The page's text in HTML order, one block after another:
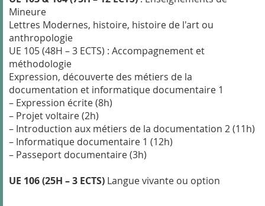
Mineure
Lettres Modernes, histoire, histoire de l'art ou
anthropologie
UE 105 (48H – 3 ECTS) : Accompagnement et
méthodologie
Expression, découverte des métiers de la
documentation et informatique documentaire 1
– Expression écrite (8h)
– Projet voltaire (2h)
– Introduction aux métiers de la documentation 2 (11h)
– Informatique documentaire 1 (12h)
– Passeport documentaire (3h)
UE 106 (25H – 3 ECTS) Langue vivante ou option